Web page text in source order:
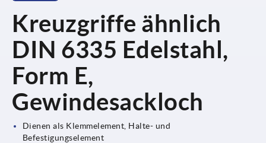
Kreuzgriffe ähnlich
DIN 6335 Edelstahl,
Form E,
Gewindesackloch
Dienen als Klemmelement, Halte- und
Befestigungselement